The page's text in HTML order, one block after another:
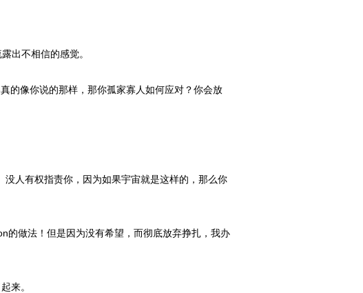
出不相信的感觉。
的像你说的那样，那你孤家寡人如何应对？你会放
人有权指责你，因为如果宇宙就是这样的，那么你
的做法！但是因为没有希望，而彻底放弃挣扎，我办
来。